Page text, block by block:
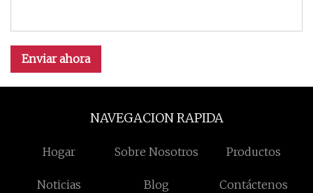
Enviar ahora
NAVEGACION RAPIDA
Hogar Sobre Nosotros Productos
Noticias Blog Contáctenos